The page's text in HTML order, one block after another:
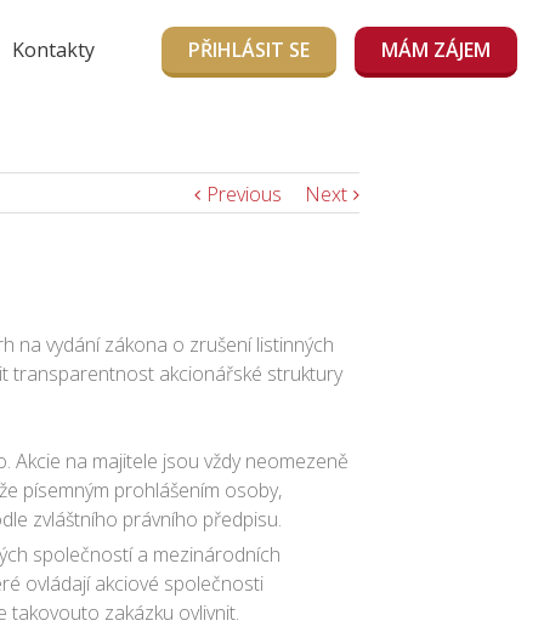
Kontakty PŘIHLÁSIT SE MÁM ZÁJEM
Previous Next
na vydání zákona o zrušení listinných
transparentnost akcionářské struktury
Akcie na majitele jsou vždy neomezeně
písemným prohlášením osoby,
zvláštního právního předpisu.
společností a mezinárodních
ovládají akciové společnosti
takovouto zakázku ovlivnit.